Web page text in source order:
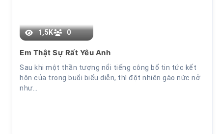
1,5K 0
Em Thật Sự Rất Yêu Anh
Sau khi một thần tượng nổi tiếng công bố tin tức kết
hôn của trong buổi biểu diễn, thì đột nhiên gào nức nở
như…